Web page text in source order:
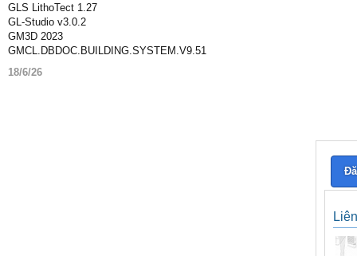
GLS LithoTect 1.27
GL-Studio v3.0.2
GM3D 2023
GMCL.DBDOC.BUILDING.SYSTEM.V9.51
18/6/26